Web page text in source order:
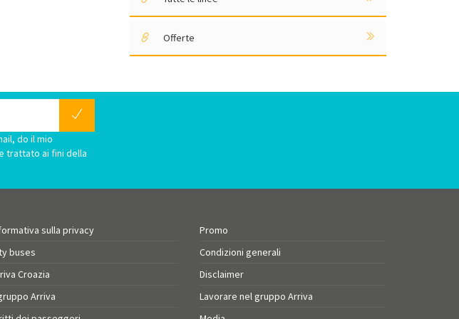
Offerte
do il mio
trattato ai fini della
sulla privacy
buses
Croazia
Arriva
Promo
Condizioni generali
Disclaimer
Lavorare nel gruppo Arriva